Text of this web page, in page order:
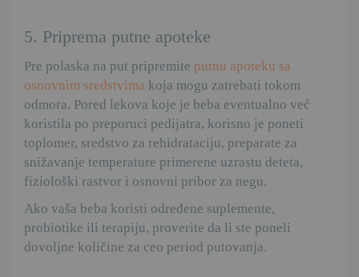
5. Priprema putne apoteke
Pre polaska na put pripremite putnu apoteku sa
osnovnim sredstvima koja mogu zatrebati tokom
odmora. Pored lekova koje je beba eventualno već
koristila po preporuci pedijatra, korisno je poneti
toplomer, sredstvo za rehidrataciju, preparate za
snižavanje temperature primerene uzrastu deteta,
fiziološki rastvor i osnovni pribor za negu.
Ako vaša beba koristi određene suplemente,
probiotike ili terapiju, proverite da li ste poneli
dovoljne količine za ceo period putovanja.